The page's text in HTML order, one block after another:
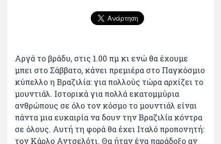
Αργά το βράδυ, στις 1.00 πμ κι ενώ θα έχουμε
μπει στο Σάββατο, κάνει πρεμιέρα στο Παγκόσμιο
κύπελλο η Βραζιλία: για πολλούς τώρα αρχίζει το
μουντιάλ. Ιστορικά για πολλά εκατομμύρια
ανθρώπους σε όλο τον κόσμο το μουντιάλ είναι
πάντα μια ευκαιρία να δουν την Βραζιλία κόντρα
σε όλους. Αυτή τη φορά θα έχει Ιταλό προπονητή:
τον Κάρλο Αντσελότι. Θα ήταν ένα παράδοξο αν